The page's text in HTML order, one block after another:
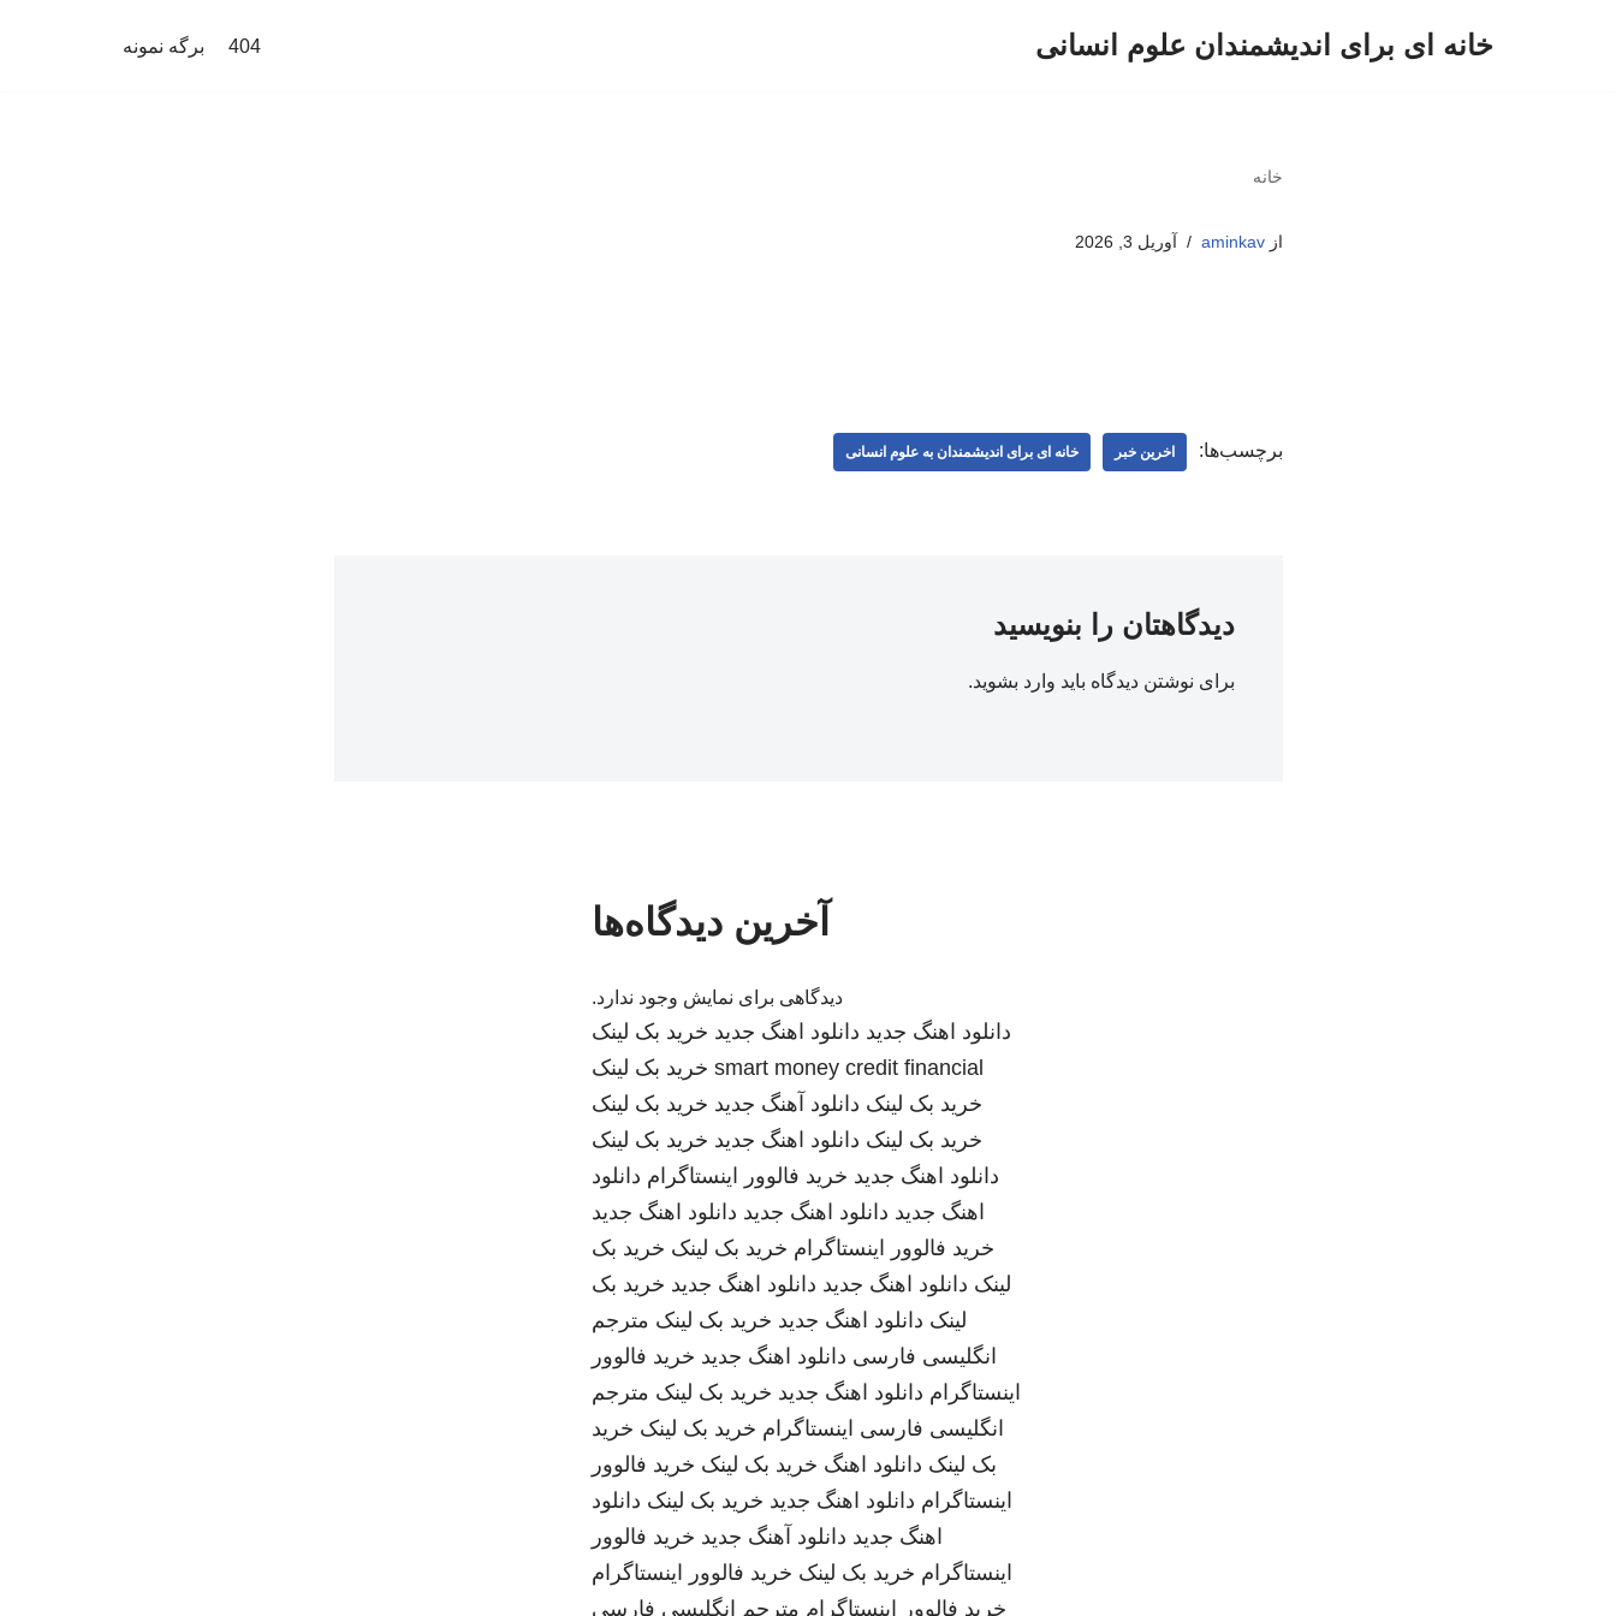
خانه ای برای اندیشمندان علوم انسانی 404 برگه نمونه
خانه
ازaminkav آوریل 3, 2026
برچسب‌ها: اخرین خبر خانه ای برای اندیشمندان به علوم انسانی
دیدگاهتان را بنویسید
برای نوشتن دیدگاه باید وارد بشوید.
آخرین دیدگاه‌ها
دیدگاهی برای نمایش وجود ندارد.
دانلود اهنگ جدید دانلود اهنگ جدید خرید بک لینک
smart money credit financial خرید بک لینک
خرید بک لینک دانلود آهنگ جدید خرید بک لینک
خرید بک لینک دانلود اهنگ جدید خرید بک لینک
دانلود اهنگ جدید خرید فالوور اینستاگرام دانلود
اهنگ جدید دانلود اهنگ جدید دانلود اهنگ جدید
خرید فالوور اینستاگرام خرید بک لینک خرید بک
لینک دانلود اهنگ جدید دانلود اهنگ جدید خرید بک
لینک دانلود اهنگ جدید خرید بک لینک مترجم
انگلیسی فارسی دانلود اهنگ جدید خرید فالوور
اینستاگرام دانلود اهنگ جدید خرید بک لینک مترجم
انگلیسی فارسی اینستاگرام خرید بک لینک خرید
بک لینک دانلود اهنگ خرید بک لینک خرید فالوور
اینستاگرام دانلود اهنگ جدید خرید بک لینک دانلود
اهنگ جدید دانلود آهنگ جدید خرید فالوور
اینستاگرام خرید بک لینک خرید فالوور اینستاگرام
خرید فالوور اینستاگرام مترجم انگلیسی فارسی